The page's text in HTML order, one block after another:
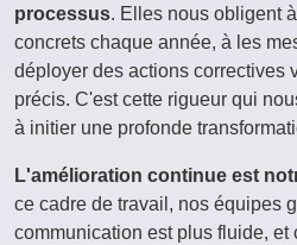
processus. Elles nous obligent
concrets chaque année, à les
déployer des actions correctives
précis. C'est cette rigueur qui
à initier une profonde
L'amélioration continue est
ce cadre de travail, nos équipes
communication est plus fluide,